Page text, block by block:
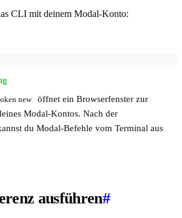
CLI mit deinem Modal-Konto:
new
öffnet ein Browserfenster zur
Modal-Kontos. Nach der
du Modal-Befehle vom Terminal aus
ausführen#